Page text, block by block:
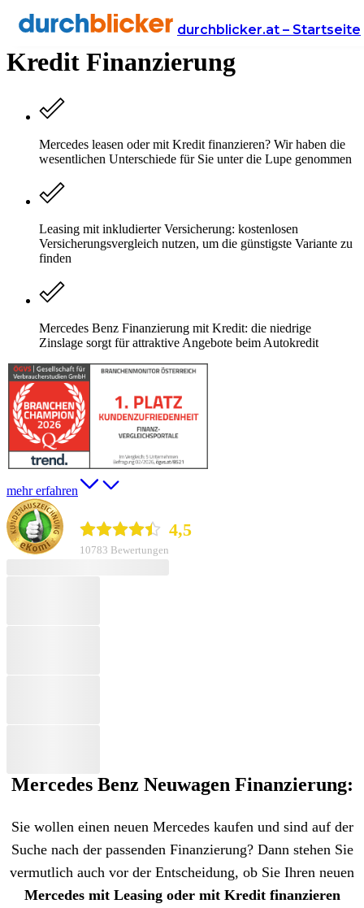
durchblicker.at – Startseite
Mercedes Benz Leasing vs.
Kredit Finanzierung
Mercedes leasen oder mit Kredit finanzieren? Wir haben die
wesentlichen Unterschiede für Sie unter die Lupe genommen
Leasing mit inkludierter Versicherung: kostenlosen
Versicherungsvergleich nutzen, um die günstigste Variante zu
finden
Mercedes Benz Finanzierung mit Kredit: die niedrige
Zinslage sorgt für attraktive Angebote beim Autokredit
mehr erfahren
4,5
10783 Bewertungen
Mercedes Benz Neuwagen Finanzierung:
Sie wollen einen neuen Mercedes kaufen und sind auf der
Suche nach der passenden Finanzierung? Dann stehen Sie
vermutlich auch vor der Entscheidung, ob Sie Ihren neuen
Mercedes mit Leasing oder mit Kredit finanzieren